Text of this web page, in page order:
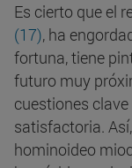
Es cierto que el
(17), ha
fortuna, tiene
futuro muy
cuestiones
satisfactoria.
hominoideo